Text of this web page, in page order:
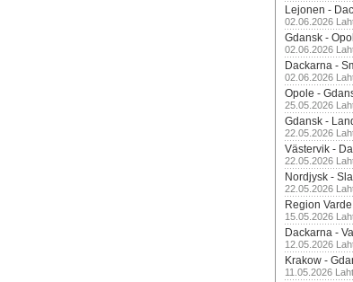
Lejonen -
02.06.2026
Gdansk -
02.06.2026
Dackarna -
02.06.2026
Opole -
25.05.2026
Gdansk -
22.05.2026
Västervik -
22.05.2026
Nordjysk -
22.05.2026
Region
15.05.2026
Dackarna -
12.05.2026
Krakow -
11.05.2026